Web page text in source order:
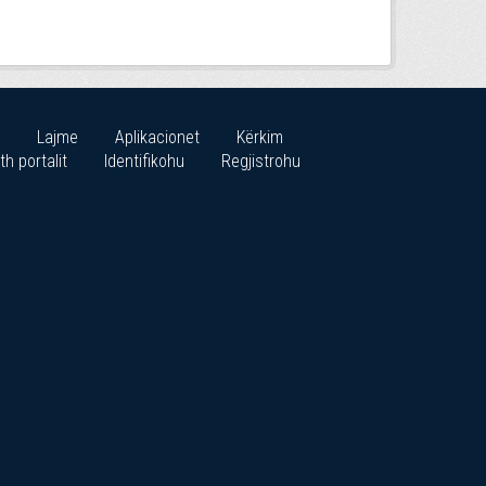
Lajme Aplikacionet
Kërkim
portalit
Identifikohu Regjistrohu